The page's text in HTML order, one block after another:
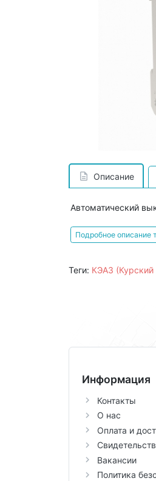
Описание
Автоматический
Подробное описание
Теги: КЭАЗ (Курский
Информация
Контакты
О нас
Оплата и
Вакансии
Политика